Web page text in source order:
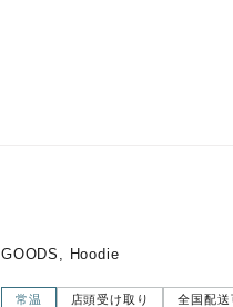
GOODS, Hoodie
常温 店頭受け取り 全国配送